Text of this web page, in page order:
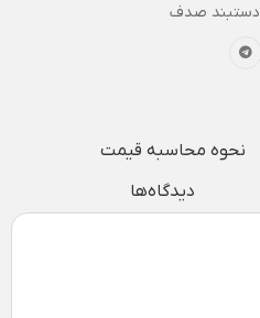
دستبند صدف
نحوه محاسبه قیمت
دیدگاه‌ها